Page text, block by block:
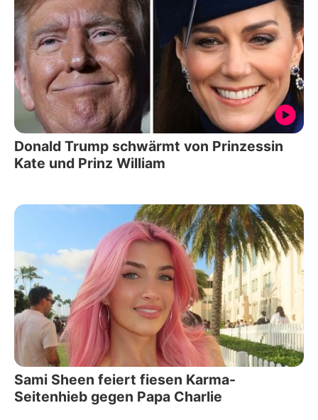
Donald Trump schwärmt von Prinzessin
Kate und Prinz William
Sami Sheen feiert fiesen Karma-
Seitenhieb gegen Papa Charlie